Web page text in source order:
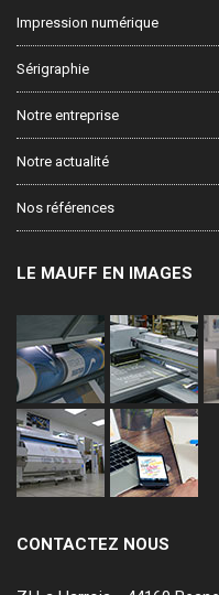
Impression numérique
Sérigraphie
Notre entreprise
Notre actualité
Nos références
LE MAUFF EN IMAGES
CONTACTEZ NOUS